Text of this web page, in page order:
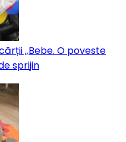
„Bebe. O poveste
sprijin